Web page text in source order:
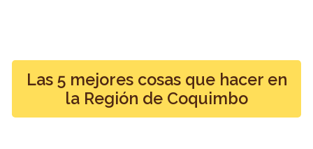
Las 5 mejores cosas que hacer en
la Región de Coquimbo